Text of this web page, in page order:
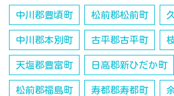
中川郡豊頃町 松前郡松前町
中川郡本別町 古平郡古平町
天塩郡豊富町 日高郡新ひだか町
松前郡福島町 寿都郡寿都町